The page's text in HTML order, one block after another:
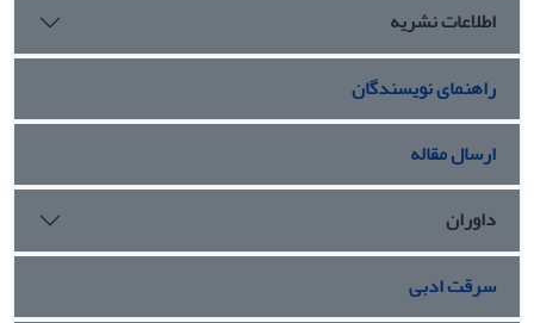
اطلاعات نشریه
راهنمای نویسندگان
ارسال مقاله
داوران
سرقت ادبی